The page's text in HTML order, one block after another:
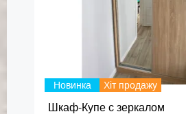
Новинка Хіт продажу
Шкаф-Купе с зеркалом